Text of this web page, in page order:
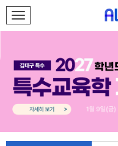
회원가입
AllinPASS팀
특수 김태구
재능기부